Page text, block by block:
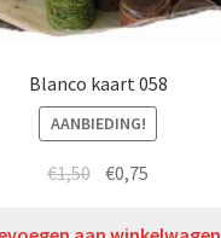
Blanco kaart 058
AANBIEDING!
€1,50 €0,75